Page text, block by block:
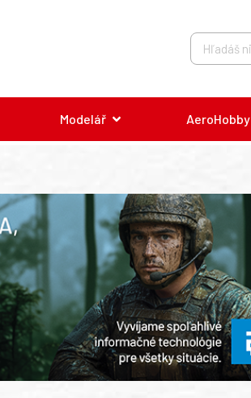
Modelář AeroHobby